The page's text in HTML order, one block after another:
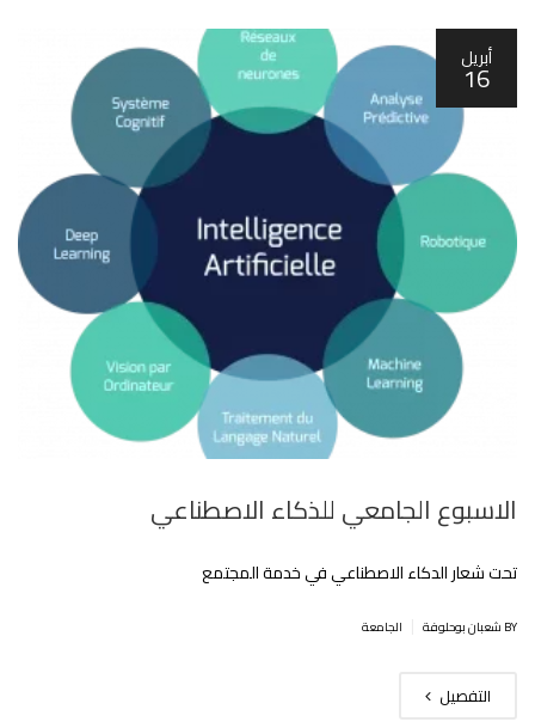
أبريل
16
الاسبوع الجامعي للذكاء الاصطناعي
تحت شعار الدكاء الاصطناعي في خدمة المجتمع
BY شعبان بوحلوفة الجامعة
التفصيل